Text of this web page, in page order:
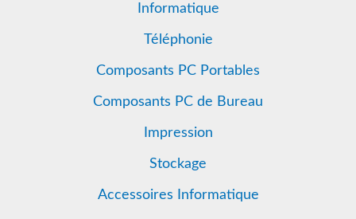
Informatique
Téléphonie
Composants PC Portables
Composants PC de Bureau
Impression
Stockage
Accessoires Informatique